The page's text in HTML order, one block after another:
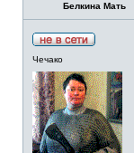
Белкина Мать
Чечако